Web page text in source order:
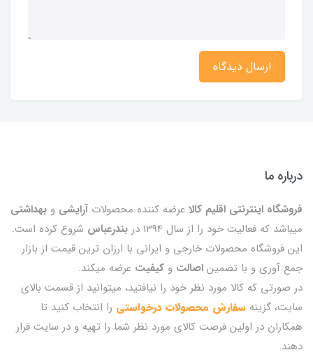
ارسال دیدگاه
درباره ما
فروشگاه اینترنتی اقلیم کالا عرضه کننده محصولات آرایشی و بهداشتی
میباشد که فعالیت خود را از سال 1394 در
بندرعباس شروع کرده است.
این فروشگاه محصولات خارجی و ایرانی با ارزان ترین قیمت از بازار
جمع آوری و با تضمین اصالت و کیفیت عرضه میکند.
در صورتی که کالا مورد نظر خود را نیافتید، میتوانید از قسمت بالای
سایت، گزینه سفارش محصولات درخواستی را انتخاب کنید تا
همکاران در اولین فرصت کالای مورد نظر شما را تهیه و در سایت قرار
دهند.